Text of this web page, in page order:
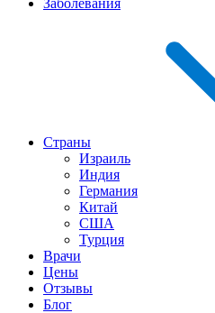
Заболевания
Страны
Израиль
Индия
Германия
Китай
США
Турция
Врачи
Цены
Отзывы
Блог